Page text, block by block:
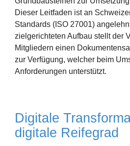
Dieser Leitfaden ist an
Standards (ISO 27001)
zielgerichteten Aufbau stellt der
Mitgliedern einen
zur Verfügung, welcher beim
Anforderungen unterstützt.
Digitale
digitale Reifegrad